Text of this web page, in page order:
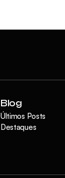
Blog
Últimos Posts
Destaques